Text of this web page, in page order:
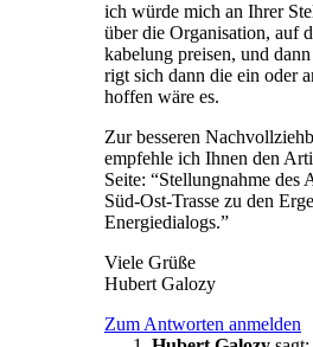
ich wür­de mich an Ihrer
über die Orga­ni­sa­ti­on, auf
ka­be­lung prei­sen, und
rigt sich dann die ein oder
hof­fen wäre es.
Zur bes­se­ren
emp­feh­le ich Ihnen den
Sei­te: “Stel­lung­nah­me des
Süd-Ost-Tras­se zu den
Energiedialogs.”
Vie­le Grüße
Hubert Galozy
Zum Antworten anmelden